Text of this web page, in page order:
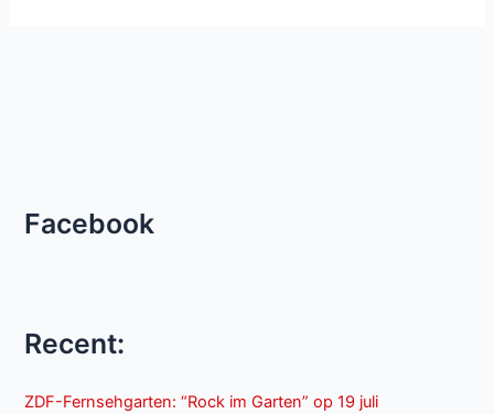
Facebook
Recent:
ZDF-Fernsehgarten: “Rock im Garten” op 19 juli